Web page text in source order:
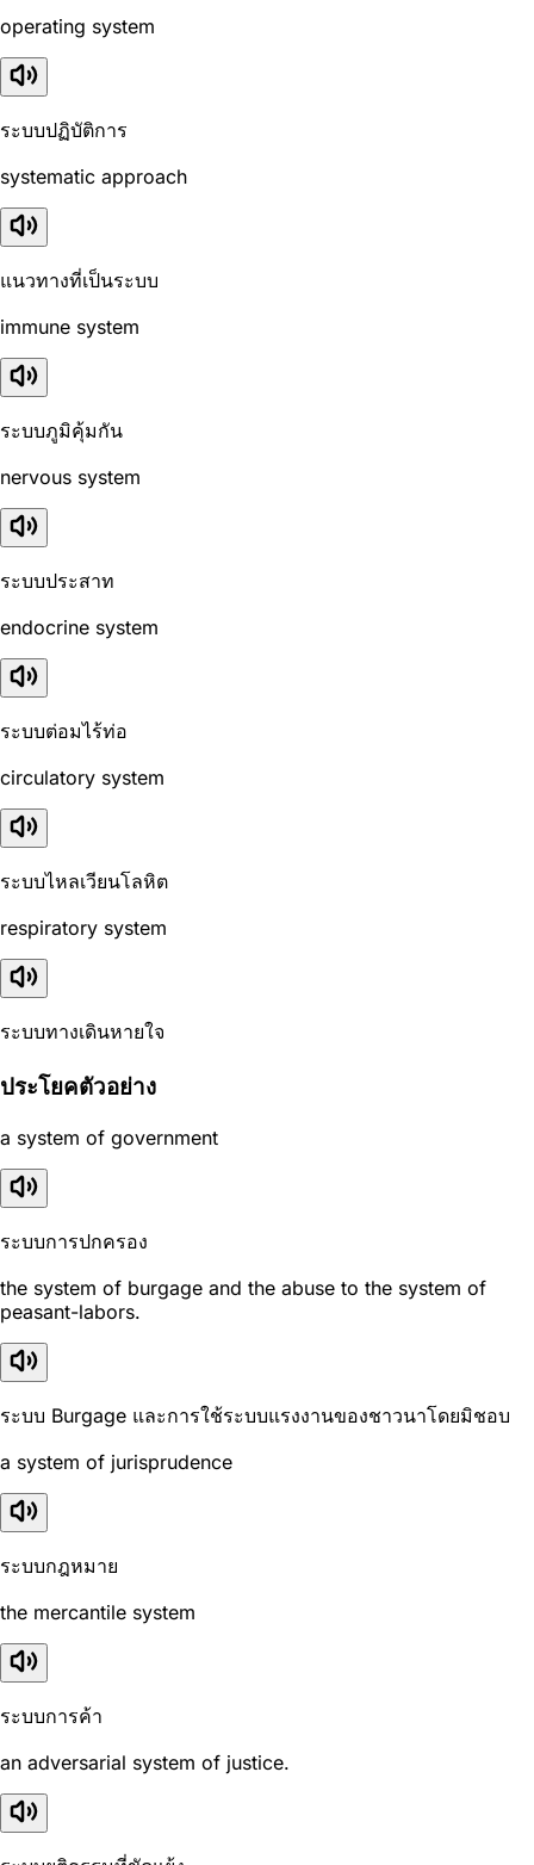
operating system
ระบบปฏิบัติการ
systematic approach
แนวทางที่เป็นระบบ
immune system
ระบบภูมิคุ้มกัน
nervous system
ระบบประสาท
endocrine system
ระบบต่อมไร้ท่อ
circulatory system
ระบบไหลเวียนโลหิต
respiratory system
ระบบทางเดินหายใจ
ประโยคตัวอย่าง
a system of government
ระบบการปกครอง
the system of burgage and the abuse to the system of
peasant-labors.
ระบบ Burgage และการใช้ระบบแรงงานของชาวนาโดยมิชอบ
a system of jurisprudence
ระบบกฎหมาย
the mercantile system
ระบบการค้า
an adversarial system of justice.